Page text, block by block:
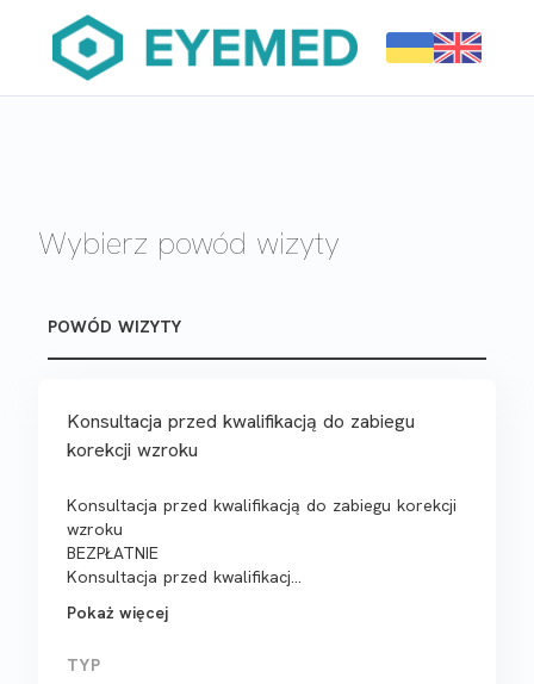
Wybierz powód wizyty
POWÓD WIZYTY
Konsultacja przed kwalifikacją do zabiegu
korekcji wzroku
Konsultacja przed kwalifikacją do zabiegu korekcji
wzroku
BEZPŁATNIE
Konsultacja przed kwalifikacj...
Pokaż więcej
TYP